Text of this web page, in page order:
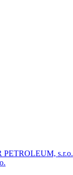
PETROLEUM, s.r.o.